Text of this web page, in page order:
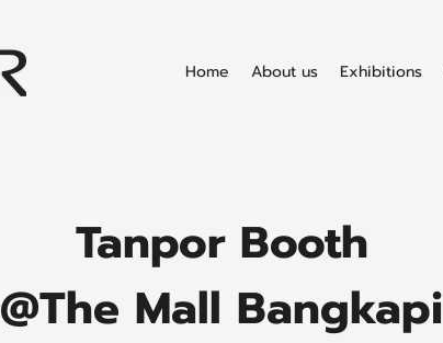
Home About us Exhibitions
Tanpor Booth
@The Mall Bangkapi